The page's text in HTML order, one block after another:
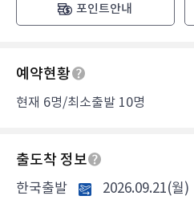
포인트안내
예약현황
현재 6명/최소출발 10명
출도착 정보
한국출발 2026.09.21(월)